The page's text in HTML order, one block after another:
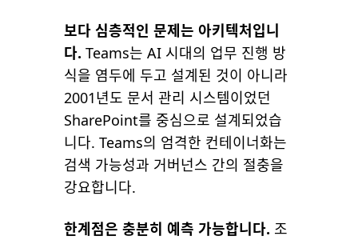
보다 심층적인 문제는 아키텍처입니
다. Teams는 AI 시대의 업무 진행 방
식을 염두에 두고 설계된 것이 아니라
2001년도 문서 관리 시스템이었던
SharePoint를 중심으로 설계되었습
니다. Teams의 엄격한 컨테이너화는
검색 가능성과 거버넌스 간의 절충을
강요합니다.
한계점은 충분히 예측 가능합니다. 조